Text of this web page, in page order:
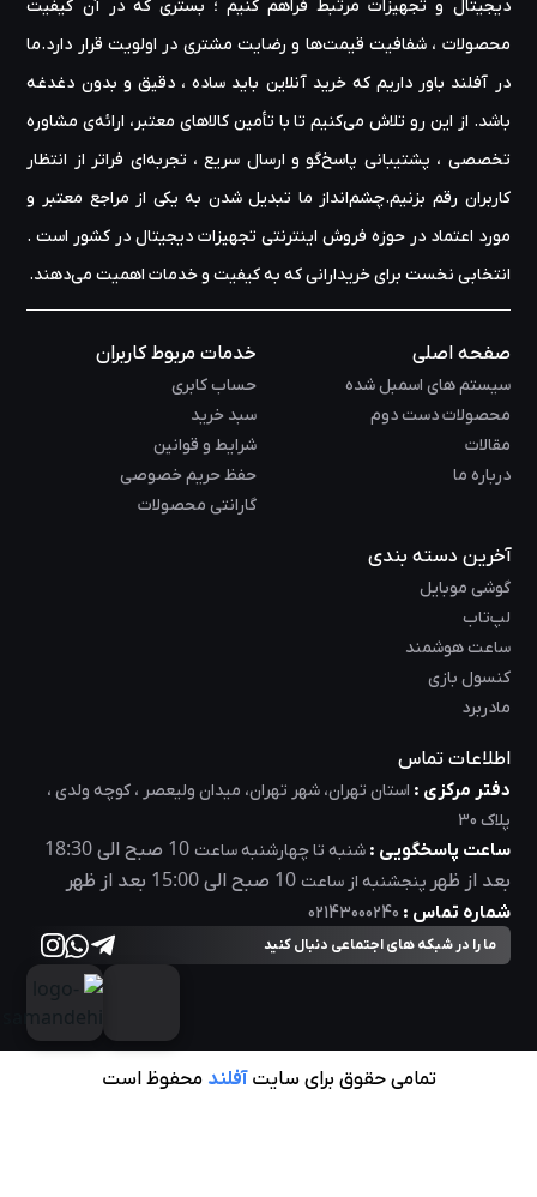
دیجیتال و تجهیزات مرتبط فراهم کنیم ؛ بستری که در آن کیفیت
محصولات ، شفافیت قیمت‌ها و رضایت مشتری در اولویت قرار دارد.ما
در آفلند باور داریم که خرید آنلاین باید ساده ، دقیق و بدون دغدغه
باشد. از این رو تلاش می‌کنیم تا با تأمین کالاهای معتبر، ارائه‌ی مشاوره‌
تخصصی ، پشتیبانی پاسخ‌گو و ارسال سریع ، تجربه‌ای فراتر از انتظار
کاربران رقم بزنیم.چشم‌انداز ما تبدیل شدن به یکی از مراجع معتبر و
مورد اعتماد در حوزه‌ فروش اینترنتی تجهیزات دیجیتال در کشور است .
انتخابی نخست برای خریدارانی که به کیفیت و خدمات اهمیت می‌دهند.
صفحه اصلی
سیستم های اسمبل شده
محصولات دست دوم
مقالات
درباره ما
خدمات مربوط کاربران
حساب کابری
سبد خرید
شرایط و قوانین
حفظ حریم خصوصی
گارانتی محصولات
آخرین دسته بندی
گوشی موبایل
لپ‌تاب
ساعت هوشمند
کنسول بازی
مادربرد
اطلاعات تماس
دفتر مرکزی : استان تهران، شهر تهران، میدان ولیعصر ، کوچه ولدی ،
پلاک 30
ساعت پاسخگویی : شنبه تا چهارشنبه ساعت 10 صبح الی18:30
بعد از ظهر پنجشنبه از ساعت 10 صبح الی15:00 بعد از ظهر
شماره تماس : 02143000240
ما را در شبکه های اجتماعی دنبال کنید
تمامی حقوق برای سایتآفلند محفوظ است